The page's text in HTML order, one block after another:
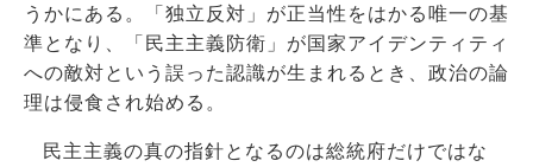
うかにある。「独立反対」が正当性をはかる唯一の基
準となり、「民主主義防衛」が国家アイデンティティ
への敵対という誤った認識が生まれるとき、政治の論
理は侵食され始める。
民主主義の真の指針となるのは総統府だけではな